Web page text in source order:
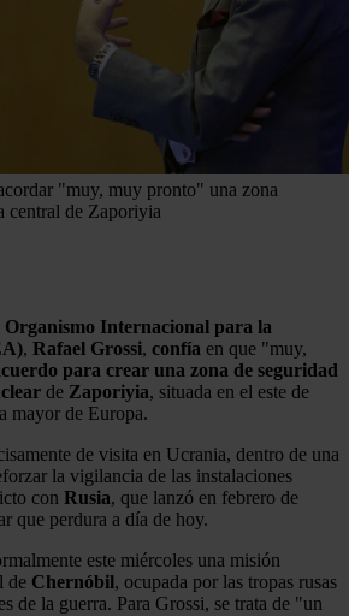
"muy, muy pronto" una zona
central de Zaporiyia
Organismo Internacional para la
, Rafael Grossi, confía en que "muy,
para crear una zona de seguridad
de Zaporiyia, situada en el este de
mayor de Europa.
de visita en Ucrania, dentro de una
la vigilancia de las instalaciones
con Rusia, que lanzó en febrero de
que perdura a día de hoy.
este miércoles una misión
de Chernóbil, ocupada por las tropas rusas
de la guerra. Para Grossi, se trata de "un